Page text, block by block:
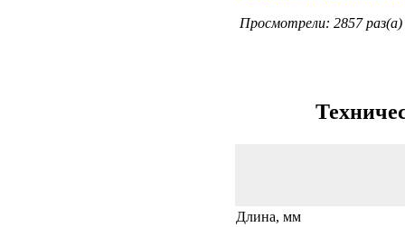
Просмотрели: 2857 раз(а)
Длина, мм